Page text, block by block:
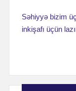
Səhiyyə bizim
inkişafı üçün